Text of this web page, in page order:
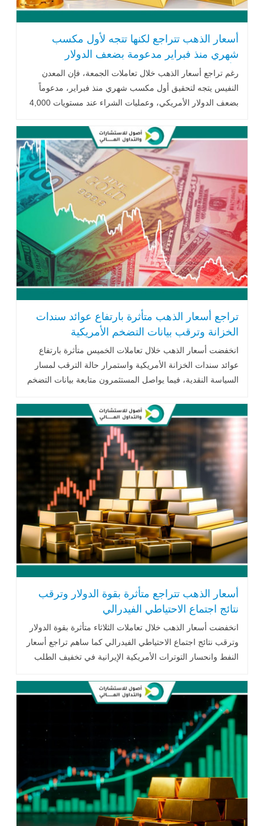
أسعار الذهب تتراجع لكنها تتجه لأول مكسب
شهري منذ فبراير مدعومة بضعف الدولار
الأمريكي
رغم تراجع أسعار الذهب خلال تعاملات الجمعة، فإن المعدن
النفيس يتجه لتحقيق أول مكسب شهري منذ فبراير، مدعوماً
بضعف الدولار الأمريكي، وعمليات الشراء عند مستويات 4,000
التوترات الجيوسياسية في الشرق الأوسط.
تراجع أسعار الذهب متأثرة بارتفاع عوائد سندات
الخزانة وترقب بيانات التضخم الأمريكية
انخفضت أسعار الذهب خلال تعاملات الخميس متأثرة بارتفاع
عوائد سندات الخزانة الأمريكية واستمرار حالة الترقب لمسار
السياسة النقدية، فيما يواصل المستثمرون متابعة بيانات التضخم
الاتجاه المقبل للمعدن النفيس.
أسعار الذهب تتراجع متأثرة بقوة الدولار وترقب
نتائج اجتماع الاحتياطي الفيدرالي
انخفضت أسعار الذهب خلال تعاملات الثلاثاء متأثرة بقوة الدولار
وترقب نتائج اجتماع الاحتياطي الفيدرالي كما ساهم تراجع أسعار
النفط وانحسار التوترات الأمريكية الإيرانية في تخفيف الطلب